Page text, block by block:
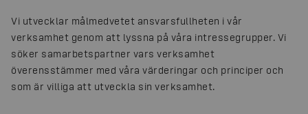
Vi utvecklar målmedvetet ansvarsfullheten i vår
verksamhet genom att lyssna på våra intressegrupper. Vi
söker samarbetspartner vars verksamhet
överensstämmer med våra värderingar och principer och
som är villiga att utveckla sin verksamhet.